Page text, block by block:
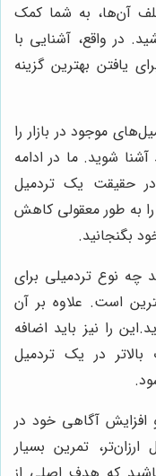
آن‌ها، به شما کمک
در واقع، آشنایی با
یافتن بهترین گزینه
موجود در بازار را
آشنا شوید. ما در ادامه
حقیقت یک تردمیل
به طور معقولی کاهش
بگنجانید.
چه نوع تردمیلی برای
است. علاوه بر آن
را نیز باید اضافه
بالاتر در یک تردمیل
آگاهی خود در
تمرین بسیار